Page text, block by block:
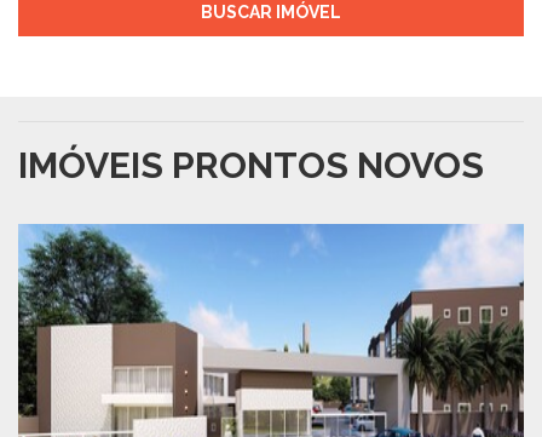
BUSCAR IMÓVEL
IMÓVEIS PRONTOS NOVOS